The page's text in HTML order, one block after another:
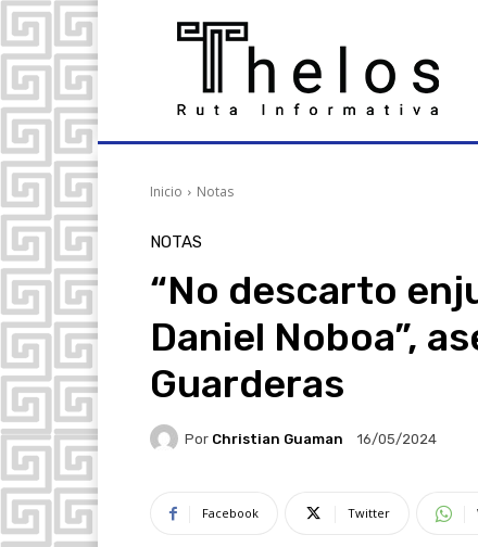
Inicio Notas
NOTAS
“No descarto
Daniel Noboa”,
Guarderas
Por Christian Guaman 16/05/2024
Facebook Twitter